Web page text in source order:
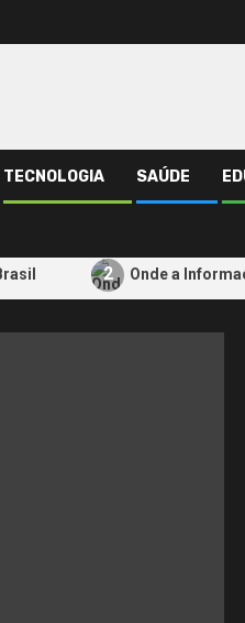
TECNOLOGIA SAÚDE
2 Onde a